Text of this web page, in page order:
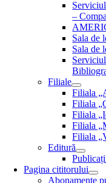
–
Sala de
Sala de
Filiale
Filiala
Filiala
Filiala
Filiala
Filiala
Editură
Pagina cititorului
Abonamente